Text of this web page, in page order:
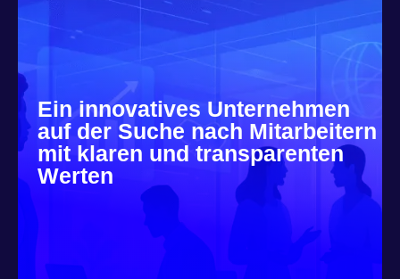
Ein innovatives Unternehmen
auf der Suche nach Mitarbeitern
mit klaren und transparenten
Werten